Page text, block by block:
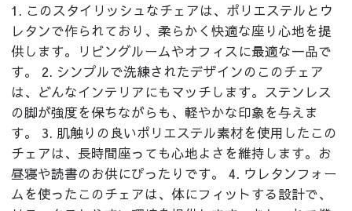
1. このスタイリッシュなチェアは、ポリエステルとウ
レタンで作られており、柔らかく快適な座り心地を提
供します。リビングルームやオフィスに最適な一品で
す。 2. シンプルで洗練されたデザインのこのチェア
は、どんなインテリアにもマッチします。ステンレス
の脚が強度を保ちながらも、軽やかな印象を与えま
す。 3. 肌触りの良いポリエステル素材を使用したこの
チェアは、長時間座っても心地よさを維持します。お
昼寝や読書のお供にぴったりです。 4. ウレタンフォー
ムを使ったこのチェアは、体にフィットする設計で、